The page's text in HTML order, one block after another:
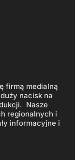
firmą medialną
nacisk na
Nasze
regionalnych i
informacyjne i